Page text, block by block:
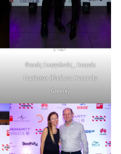
Φωκάς Ευαγγελινός , Γεωργία
Παράσχου (Ιδρύτρια Humanity
Greece)